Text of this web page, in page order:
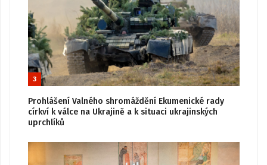
3
Prohlášení Valného shromáždění Ekumenické rady
církví k válce na Ukrajině a k situaci ukrajinských
uprchlíků